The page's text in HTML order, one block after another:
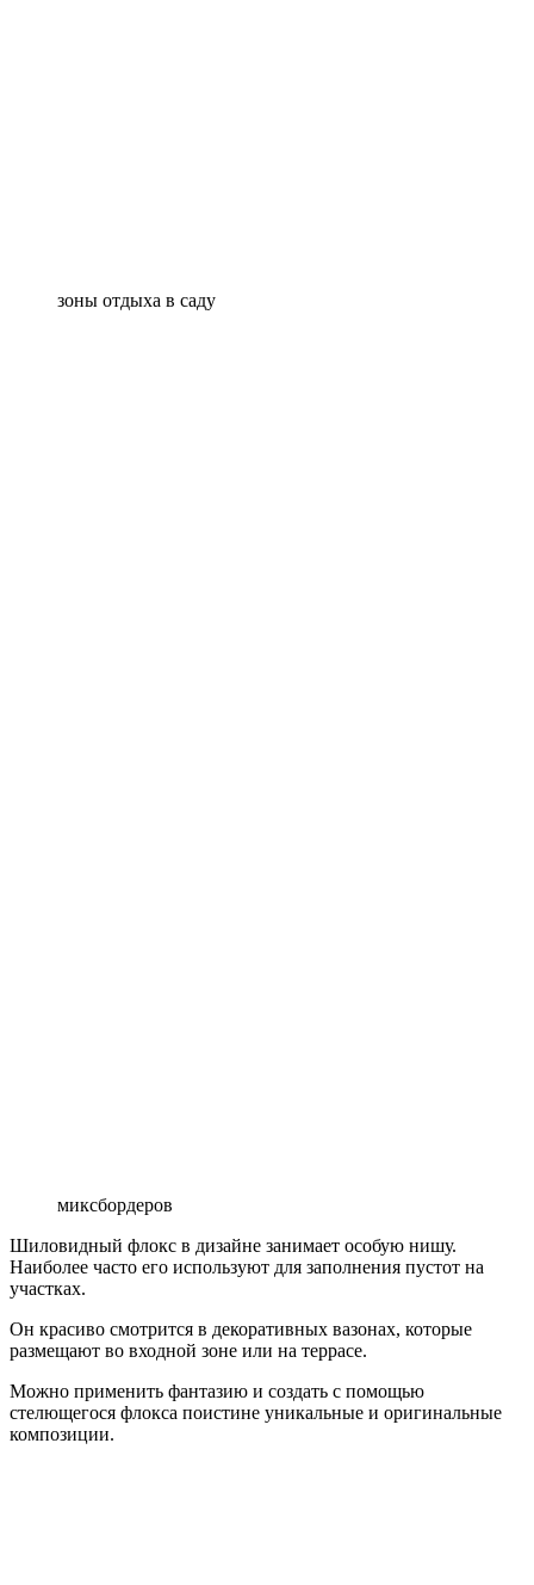
зоны отдыха в саду
миксбордеров
Шиловидный флокс в дизайне занимает особую нишу.
Наиболее часто его используют для заполнения пустот на
участках.
Он красиво смотрится в декоративных вазонах, которые
размещают во входной зоне или на террасе.
Можно применить фантазию и создать с помощью
стелющегося флокса поистине уникальные и оригинальные
композиции.